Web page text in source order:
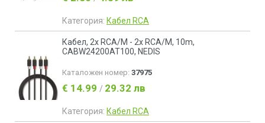
Категория: Кабел RCA
Кабел, 2x RCA/M - 2x RCA/M, 10m,
CABW24200AT100, NEDIS
Каталожен номер: 37975
€ 14.99 / 29.32 лв
Категория: Кабел RCA